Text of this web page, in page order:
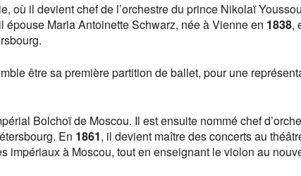
où il devient chef de l’orchestre du prince Nikolaï
épouse Maria Antoinette Schwarz, née à Vienne en 1838,
être sa première partition de ballet, pour une
Bolchoï de Moscou. Il est ensuite nommé chef
En 1861, il devient maître des concerts au
impériaux à Moscou, tout en enseignant le violon au